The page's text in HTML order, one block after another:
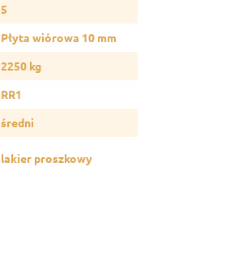
5
Płyta wiórowa 10 mm
2250 kg
RR1
średni
lakier proszkowy